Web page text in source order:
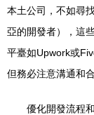
本土公司，不如尋
亞的開發者），這
平臺如Upwork或
但務必注意溝通和
優化開發流程